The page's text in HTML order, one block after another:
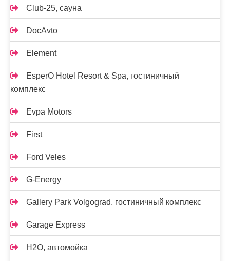
Club-25, сауна
DocAvto
Element
EsperO Hotel Resort & Spa, гостиничный
комплекс
Evpa Motors
First
Ford Veles
G-Energy
Gallery Park Volgograd, гостиничный комплекс
Garage Express
H2O, автомойка